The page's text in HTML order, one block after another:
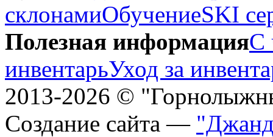
склонамиОбучениеSKI
Полезная информацияС
инвентарьУход за
2013-2026 ©
Создание сайта —